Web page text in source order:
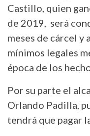
Castillo, quien
de 2019, será
meses de cárcel y
mínimos legales
época de los
Por su parte el
Orlando Padilla,
tendrá que pagar